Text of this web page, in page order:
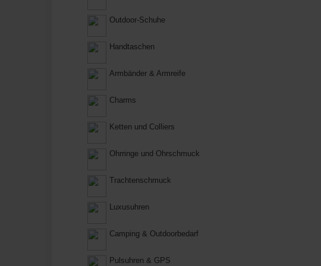
Outdoor-Schuhe
Handtaschen
Armbänder & Armreife
Charms
Ketten und Colliers
Ohrringe und Ohrschmuck
Trachtenschmuck
Luxusuhren
Camping & Outdoorbedarf
Pulsuhren & GPS